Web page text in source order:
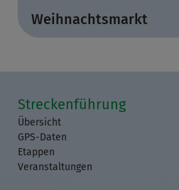
Weihnachtsmarkt
Streckenführung
Übersicht
GPS-Daten
Etappen
Veranstaltungen